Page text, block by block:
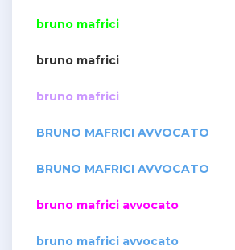
bruno mafrici
bruno mafrici
bruno mafrici
BRUNO MAFRICI AVVOCATO
BRUNO MAFRICI AVVOCATO
bruno mafrici avvocato
bruno mafrici avvocato